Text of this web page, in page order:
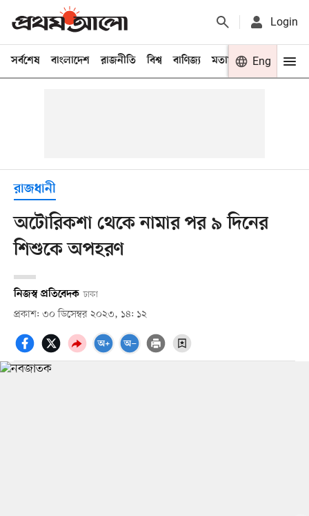
Login
সর্বশেষ বাংলাদেশ রাজনীতি বিশ্ব বাণিজ্য মতামত খেলা
Eng
রাজধানী
অটোরিকশা থেকে নামার পর ৯ দিনের
শিশুকে অপহরণ
নিজস্ব প্রতিবেদক ঢাকা
প্রকাশ: ৩০ ডিসেম্বর ২০২৩, ১৪: ১২